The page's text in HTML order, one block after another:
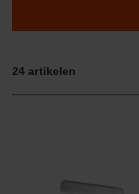
24 artikelen